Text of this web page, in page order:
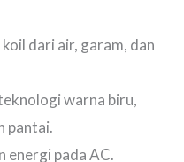
dari air, garam, dan
warna biru,
pantai.
energi pada AC.